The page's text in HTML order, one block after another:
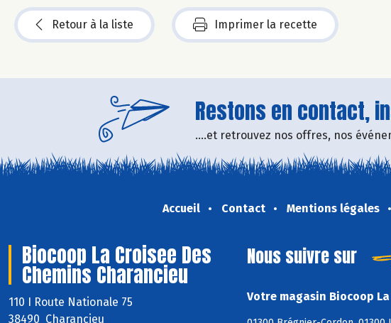
Retour à la liste Imprimer la recette
Restons en contact,
....et retrouvez nos offres, nos
Accueil Contact Mentions légales
Biocoop La Croisee Des
Chemins Charancieu
110 I Route Nationale 75
38490 Charancieu
Nous suivre sur
Votre magasin Biocoop